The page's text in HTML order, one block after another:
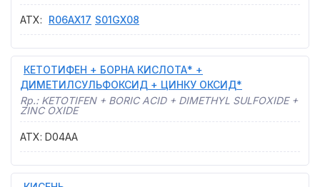
АТХ: R06AX17 S01GX08
КЕТОТИФЕН + БОРНА КИСЛОТА* +
ДИМЕТИЛСУЛЬФОКСИД + ЦИНКУ ОКСИД*
Rp.: KETOTIFEN + BORIC ACID + DIMETHYL SULFOXIDE +
ZINC OXIDE
АТХ: D04AA